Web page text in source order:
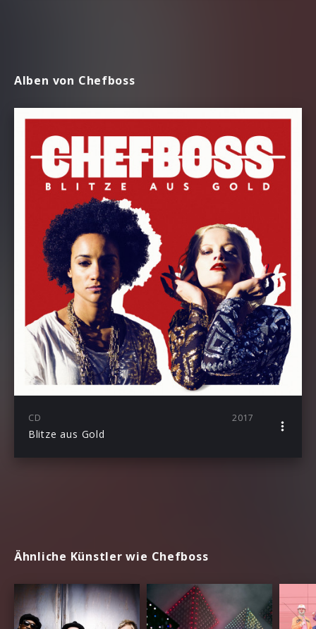
Alben von Chefboss
CD 2017
Blitze aus Gold
Ähnliche Künstler wie Chefboss